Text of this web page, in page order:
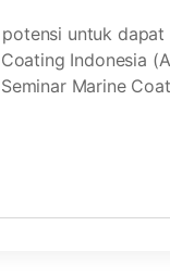
untuk
Indonesia
Marine